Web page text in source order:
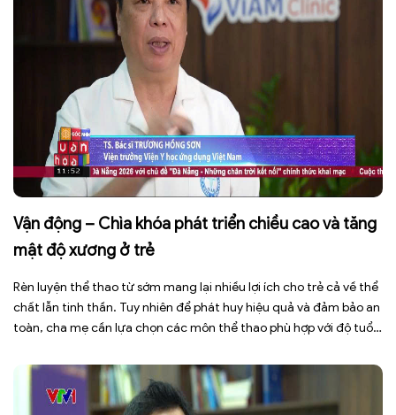
Vận động – Chìa khóa phát triển chiều cao và tăng
mật độ xương ở trẻ
Rèn luyện thể thao từ sớm mang lại nhiều lợi ích cho trẻ cả về thể
chất lẫn tinh thần. Tuy nhiên để phát huy hiệu quả và đảm bảo an
toàn, cha mẹ cần lựa chọn các môn thể thao phù hợp với độ tuổi,